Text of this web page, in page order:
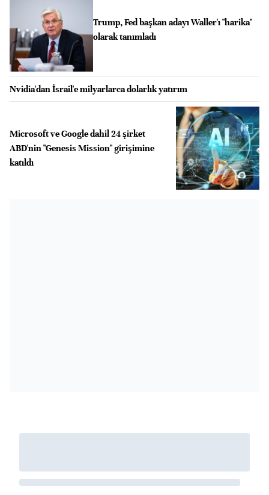
Trump, Fed başkan adayı Waller'ı "harika"
olarak tanımladı
Nvidia'dan İsrail'e milyarlarca dolarlık yatırım
Microsoft ve Google dahil 24 şirket
ABD'nin "Genesis Mission" girişimine
katıldı